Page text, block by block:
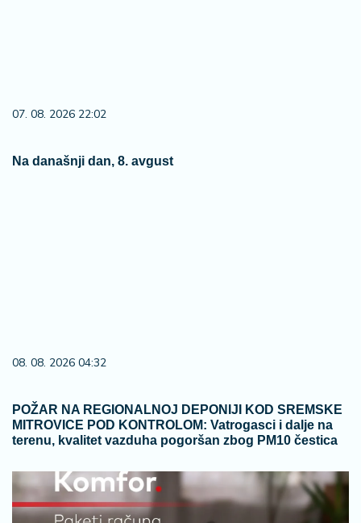
07. 08. 2026 22:02
Na današnji dan, 8. avgust
08. 08. 2026 04:32
POŽAR NA REGIONALNOJ DEPONIJI KOD SREMSKE
MITROVICE POD KONTROLOM: Vatrogasci i dalje na
terenu, kvalitet vazduha pogoršan zbog PM10 čestica